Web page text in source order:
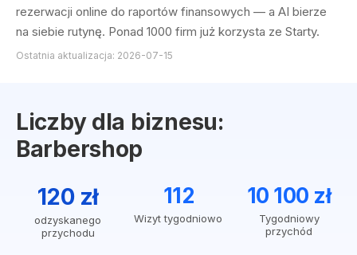
rezerwacji online do raportów finansowych — a AI bierze
na siebie rutynę. Ponad 1000 firm już korzysta ze Starty.
Ostatnia aktualizacja: 2026-07-15
Liczby dla biznesu:
Barbershop
120 zł
odzyskanego
przychodu
112
Wizyt tygodniowo
10 100 zł
Tygodniowy
przychód